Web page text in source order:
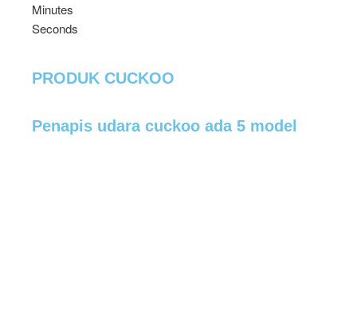
Minutes
Seconds
PRODUK CUCKOO
Penapis udara cuckoo ada 5 model